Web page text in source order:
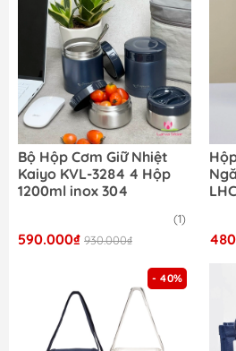
Bộ Hộp Cơm Giữ Nhiệt
Kaiyo KVL-3284 4 Hộp
1200ml inox 304
590.000₫ 930.000₫
(1)
- 40%